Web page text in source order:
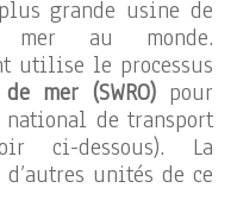
grande usine de
mer au monde.
utilise le processus
mer (SWRO)pour
de transport
ci-dessous). La
unités de ce